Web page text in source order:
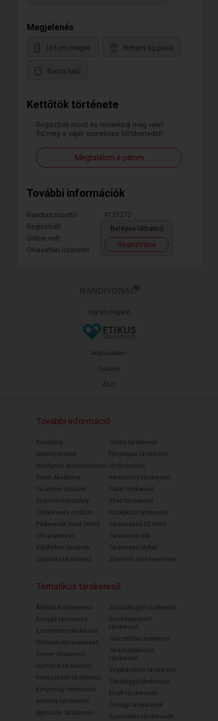
Kettőtök története
Regisztrálj most és ismerkedj meg vele!
Írd meg a saját szerelmes történetedet!
Megtalálom a párom
További információk
Randiazonosító:
4151372
Regisztrált:
Online volt:
Olvasatlan üzenetei:
Belépve láthatod
Regisztrálok
Megjelenés
165 cm magas Néhány kg plusz
Barna hajú
Ügyfélszolgálat
ÁSZF
Adatvédelem
Cookiek
További információ
Randiblog
Sikertörténetek
Intelligens ajánlórendszer
Randi Akadémia
Facebook oldalunk
Szerelmi horoszkóp
Társkeresés mobilon
Párkeresők most online
Elit társkereső
Válófélben lévőknek
Diplomás társkereső
Online társkereső
Fényképes társkereső
Új társkereső
Keresztény társkereső
Fiatal társkereső
30as társkereső
Középkorú társkereső
Társkeresés 50 felett
Társkereső nők
Társkereső férfiak
Szerelem első keresésre
Tematikus társkereső
Állatbarát társkereső
Bringás társkereső
Ezermester társkereső
Filmkedvelő társkereső
Gamer társkereső
Humoros társkereső
Kertészkedő társkereső
Könyvmoly társkereső
Motoros társkereső
Spirituális társkereső
Sorozatfüggő társkereső
Színházkedvelő
társkereső
Táncoslábú társkereső
Társasjátékozós
társkereső
Vegetáriánus társkereső
Zenefüggő társkereső
Elvált társkeresők
Özvegy társkeresők
Gyermekes társkeresők